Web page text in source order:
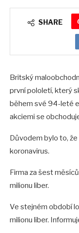
SHARE
Britský
první pololetí, který
během své 94-leté
akciemi se
Důvodem bylo to,
koronavirus.
Firma za šest
milionu liber.
Ve stejném období
milionu liber.